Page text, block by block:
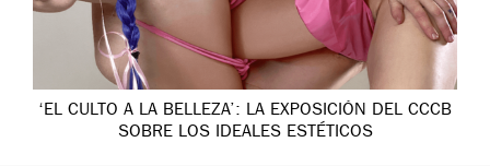
‘EL CULTO A LA BELLEZA’: LA EXPOSICIÓN DEL CCCB
SOBRE LOS IDEALES ESTÉTICOS